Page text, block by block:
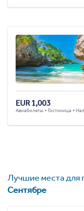
EUR 1,003
Авиабилеты + Гостиница +
Лучшие места для
Сентябре